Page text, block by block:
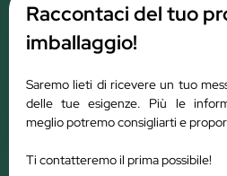
Raccontaci del tuo
imballaggio!
Saremo lieti di ricevere un tuo
delle tue esigenze. Più le
meglio potremo consigliarti e
Ti contatteremo il prima possibile!